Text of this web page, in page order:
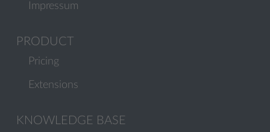
Impressum
PRODUCT
Pricing
Extensions
KNOWLEDGE BASE